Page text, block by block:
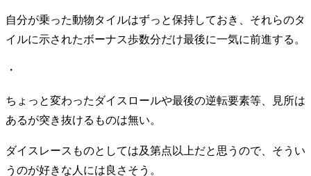
自分が乗った動物タイルはずっと保持しておき、それらのタ
イルに示されたボーナス歩数分だけ最後に一気に前進する。
・
ちょっと変わったダイスロールや最後の逆転要素等、見所は
あるが突き抜けるものは無い。
ダイスレースものとしては及第点以上だと思うので、そうい
うのが好きな人には良さそう。